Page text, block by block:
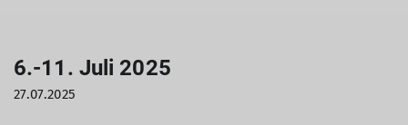
6.-11. Juli 2025
27.07.2025